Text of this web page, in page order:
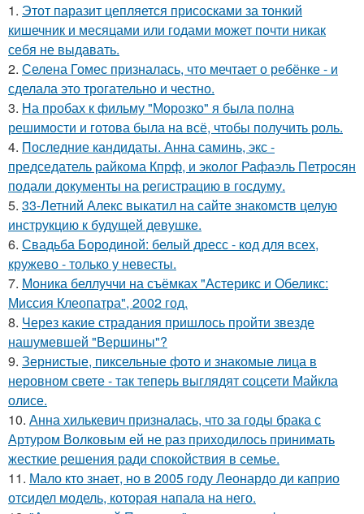
1. Этот паразит цепляется присосками за тонкий
кишечник и месяцами или годами может почти никак
себя не выдавать.
2. Селена Гомес призналась, что мечтает о ребёнке - и
сделала это трогательно и честно.
3. На пробах к фильму "Морозко" я была полна
решимости и готова была на всё, чтобы получить роль.
4. Последние кандидаты. Анна саминь, экс -
председатель райкома Кпрф, и эколог Рафаэль Петросян
подали документы на регистрацию в госдуму.
5. 33-Летний Алекс выкатил на сайте знакомств целую
инструкцию к будущей девушке.
6. Свадьба Бородиной: белый дресс - код для всех,
кружево - только у невесты.
7. Моника беллуччи на съёмках "Астерикс и Обеликс:
Миссия Клеопатра", 2002 год.
8. Через какие страдания пришлось пройти звезде
нашумевшей "Вершины"?
9. Зернистые, пиксельные фото и знакомые лица в
неровном свете - так теперь выглядят соцсети Майкла
олисе.
10. Анна хилькевич призналась, что за годы брака с
Артуром Волковым ей не раз приходилось принимать
жесткие решения ради спокойствия в семье.
11. Мало кто знает, но в 2005 году Леонардо ди каприо
отсидел модель, которая напала на него.